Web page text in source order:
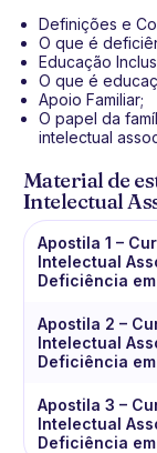
Definições e
O que é
Educação
O que é
Apoio Familiar;
O papel da
intelectual
Material de
Intelectual
Apostila 1 –
Intelectual
Deficiência em
Apostila 2 –
Intelectual
Deficiência em
Apostila 3 –
Intelectual
Deficiência em